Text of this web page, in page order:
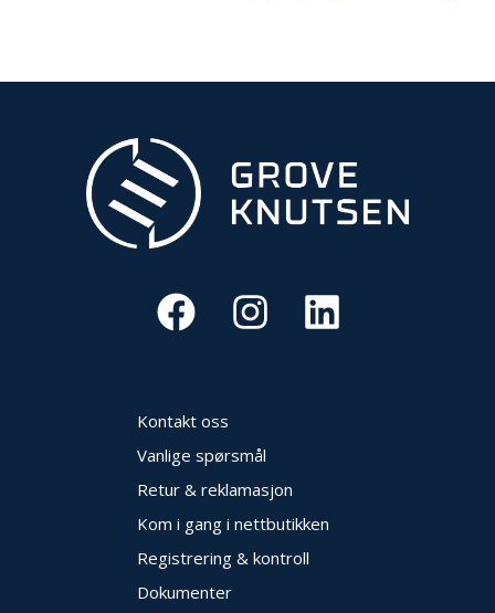
Kontakt oss
Vanlige spørsmål
Retur & reklamasjon
Kom i gang i nettbutikken
Registrering & kontroll
Dokumenter